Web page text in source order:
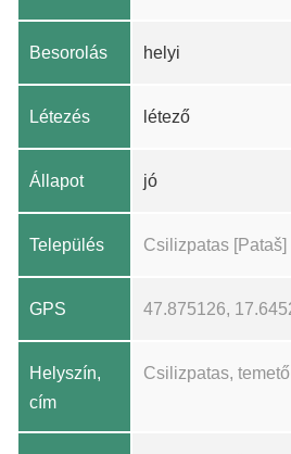
Besorolás helyi
Létezés létező
Állapot jó
Település Csilizpatas [Pataš]
GPS 47.875126,
Helyszín,
cím
Csilizpatas, temető